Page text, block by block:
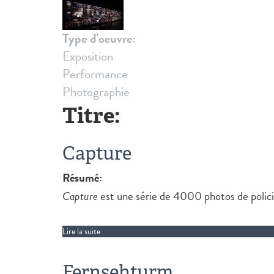
Type d'oeuvre:
Exposition
Performance
Photographie
Titre:
Capture
Résumé:
Captureest une série de 4000 photos de
Lire la suite